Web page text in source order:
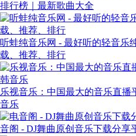
排行榜｜最新歌曲大全
听蛙纯音乐网 - 最好听的轻音乐
载、推荐、排行
乐视音乐：中国最大的音乐直播
音乐
音阁 - DJ舞曲原创音乐下载分享